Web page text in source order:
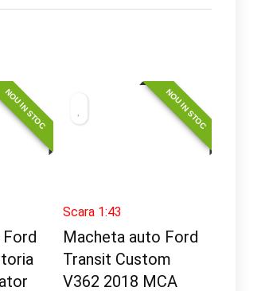
NOU IN STOC NOU IN STOC
Scara 1:43
Macheta auto Ford
Transit Custom
V362 2018 MCA